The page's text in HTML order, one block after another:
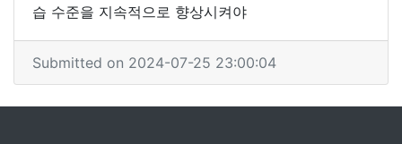
습 수준을 지속적으로 향상시켜야
Submitted on 2024-07-25 23:00:04